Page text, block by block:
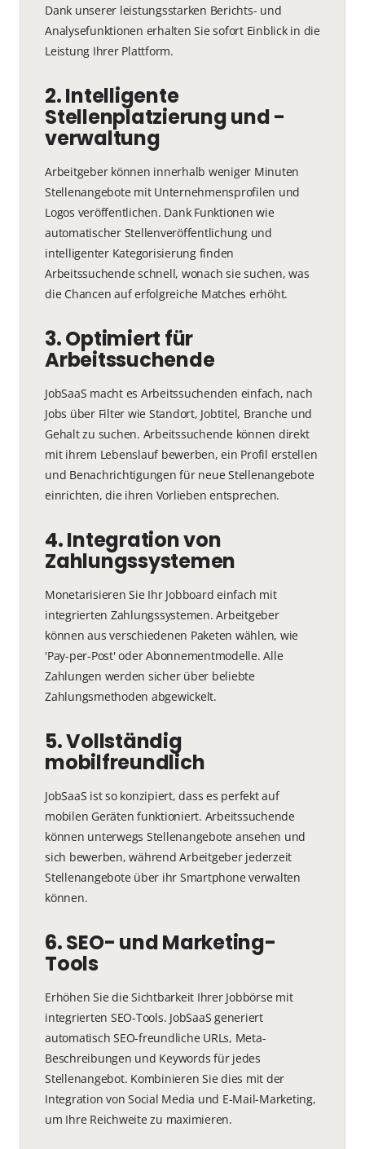
Dank unserer leistungsstarken Berichts- und
Analysefunktionen erhalten Sie sofort Einblick in die
Leistung Ihrer Plattform.
2. Intelligente
Stellenplatzierung und -
verwaltung
Arbeitgeber können innerhalb weniger Minuten
Stellenangebote mit Unternehmensprofilen und
Logos veröffentlichen. Dank Funktionen wie
automatischer Stellenveröffentlichung und
intelligenter Kategorisierung finden
Arbeitssuchende schnell, wonach sie suchen, was
die Chancen auf erfolgreiche Matches erhöht.
3. Optimiert für
Arbeitssuchende
JobSaaS macht es Arbeitssuchenden einfach, nach
Jobs über Filter wie Standort, Jobtitel, Branche und
Gehalt zu suchen. Arbeitssuchende können direkt
mit ihrem Lebenslauf bewerben, ein Profil erstellen
und Benachrichtigungen für neue Stellenangebote
einrichten, die ihren Vorlieben entsprechen.
4. Integration von
Zahlungssystemen
Monetarisieren Sie Ihr Jobboard einfach mit
integrierten Zahlungssystemen. Arbeitgeber
können aus verschiedenen Paketen wählen, wie
'Pay-per-Post' oder Abonnementmodelle. Alle
Zahlungen werden sicher über beliebte
Zahlungsmethoden abgewickelt.
5. Vollständig
mobilfreundlich
JobSaaS ist so konzipiert, dass es perfekt auf
mobilen Geräten funktioniert. Arbeitssuchende
können unterwegs Stellenangebote ansehen und
sich bewerben, während Arbeitgeber jederzeit
Stellenangebote über ihr Smartphone verwalten
können.
6. SEO- und Marketing-
Tools
Erhöhen Sie die Sichtbarkeit Ihrer Jobbörse mit
integrierten SEO-Tools. JobSaaS generiert
automatisch SEO-freundliche URLs, Meta-
Beschreibungen und Keywords für jedes
Stellenangebot. Kombinieren Sie dies mit der
Integration von Social Media und E-Mail-Marketing,
um Ihre Reichweite zu maximieren.